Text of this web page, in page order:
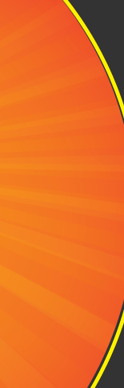
thời
C. Đối
không
và hầu